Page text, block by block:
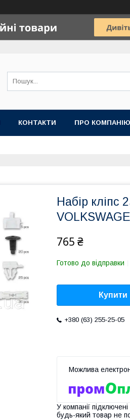
КОНТАКТИ ПРО КОМПАНІЮ
Набір кліпс
765 ₴
Готово до відправки
Купити
+380 (63) 255-25-05
У компанії
будь-який товар не